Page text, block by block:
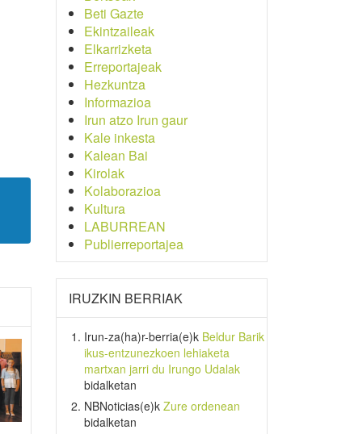
Beti Gazte
Ekintzaileak
Elkarrizketa
Erreportajeak
Hezkuntza
Informazioa
Irun atzo Irun gaur
Kale inkesta
Kalean Bai
Kirolak
Kolaborazioa
Kultura
LABURREAN
Publierreportajea
IRUZKIN BERRIAK
Irun-za(ha)r-berria(e)k Beldur Barik
ikus-entzunezkoen lehiaketa
martxan jarri du Irungo Udalak
bidalketan
NBNoticias(e)k Zure ordenean
bidalketan